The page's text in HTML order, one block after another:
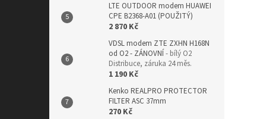
LTE OUTDOOR modem HUAWEI
CPE B2368-A01 (POUŽITÝ)
2 870 Kč
VDSL modem ZTE ZXHN H168N
od O2 - ZÁNOVNÍ - bílý O2
Distribuce, záruka 24 měs.
1 190 Kč
Kenko REALPRO PROTECTOR
FILTER ASC 37mm
270 Kč